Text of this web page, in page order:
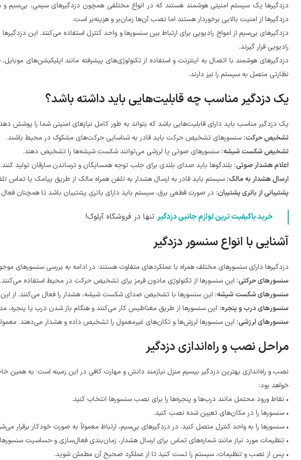
دزدگیرها یک سیستم امنیتی هوشمند هستند که در انواع مختلفی همچون دزدگیرهای سیمی، بی‌سیم
دزدگیرها از امنیت بالایی برخوردار هستند اما نصب آن‌ها زمان‌بر و هزینه‌بر است.
دزدگیرهای بی‌سیم از امواج رادیویی برای ارتباط بین سنسورها و واحد کنترل استفاده می‌کنند. این
رادیویی قرار گیرند.
دزدگیرهای هوشمند با اتصال به اینترنت و استفاده از تکنولوژی‌های پیشرفته مانند اپلیکیشن‌های
نظارتی متصل به سیستم را نیز دارند.
یک دزدگیر مناسب چه قابلیت‌هایی باید داشته باشد؟
یک دزدگیر مناسب باید دارای قابلیت‌هایی باشد که بتواند به طور کامل نیازهای امنیتی شما را پوشش دهد.
تشخیص حرکت: سنسورهای تشخیص حرکت باید قادر به شناسایی حرکت‌های مشکوک در محیط باشند.
تشخیص شکست شیشه: سنسورهای صوتی یا لرزشی می‌توانند شکست شیشه‌ها را تشخیص دهند.
اعلام هشدار صوتی: بلندگوها باید صدای بلندی برای جلب توجه همسایگان و ترساندن سارقان تولید کنند.
ارسال هشدار به مالک: سیستم باید قادر به ارسال هشدار به تلفن همراه مالک از طریق پیامک یا تماس
پشتیبانی از باتری پشتیبان: در صورت قطعی برق، سیستم باید دارای باتری پشتیبان باشد تا همچنان فعال
خرید باکیفیت ترین لوازم جانبی دزدگیر تنها در فروشگاه آیلوک!
آشنایی با انواع سنسور دزدگیر
دزدگیرها دارای سنسورهای مختلف همراه با عملکردهای متفاوت هستند؛ در ادامه به بررسی سنسورهای
سنسورهای حرکتی: این سنسورها از تکنولوژی مادون قرمز برای تشخیص حرکت در محیط استفاده
سنسورهای شکست شیشه: این سنسورها با تشخیص صدای شکست شیشه، هشدار را فعال می‌کنند. از این
سنسورهای درب و پنجره: این سنسورها از طریق مغناطیس کار می‌کنند و هنگام باز شدن درب یا
سنسورهای لرزشی: این سنسورها لرزش‌ها و تکان‌های غیرمعمول را تشخیص داده و هشدار می‌دهند.
مراحل نصب و راه‌اندازی دزدگیر
نصب و راه‌اندازی بهترین دزدگیر بیسیم منزل نیازمند دانش و مهارت کافی در این زمینه است؛ به
خواهد بود:
• نقاط ورود محتمل مانند درب‌ها و پنجره‌ها را برای نصب سنسورها انتخاب کنید.
• سنسورها را در مکان‌های تعیین شده نصب کنید.
• سنسورها را به واحد کنترل متصل کنید. در دزدگیرهای بی‌سیم، ارتباط معمولاً به صورت خودکار برقرار
• تنظیمات مورد نیاز مانند شماره‌های تماس برای ارسال هشدار، زمان‌بندی فعال‌سازی و حساسیت سنسورها
• پس از نصب و تنظیمات، سیستم را تست کنید تا از عملکرد صحیح آن مطمئن شوید.